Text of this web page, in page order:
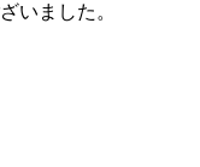
いました。